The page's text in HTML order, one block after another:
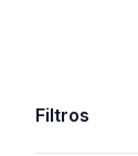
Filtros